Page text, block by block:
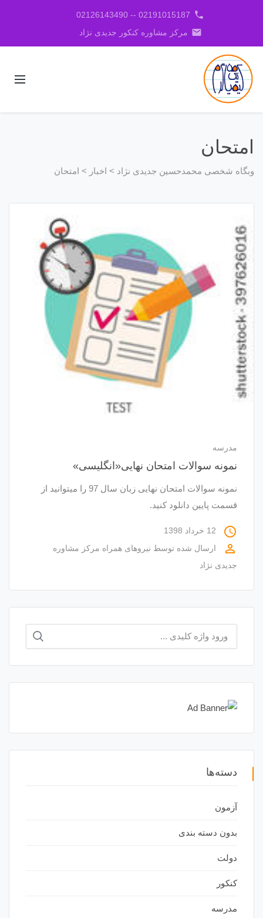
phone
02191015187 -- 02126143490
email مرکز مشاوره کنکور جدیدی نژاد
امتحان
وبگاه شخصی محمدحسین جدیدی نژاد > اخبار > امتحان
مدرسه
نمونه سوالات امتحان نهایی«انگلیسی»
نمونه سوالات امتحان نهایی زبان سال 97 را میتوانید از
قسمت پایین دانلود کنید.
access_time 12 خرداد 1398
perm_identity ارسال شده توسط نیروهای همراه مرکز مشاوره
جدیدی نژاد
برای:
دسته‌ها
آزمون
بدون دسته بندی
دولت
کنکور
مدرسه